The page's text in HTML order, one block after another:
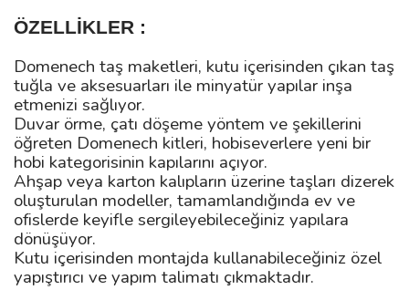
ÖZELLİKLER :
Domenech taş maketleri, kutu içerisinden çıkan taş
tuğla ve aksesuarları ile minyatür yapılar inşa
etmenizi sağlıyor.
Duvar örme, çatı döşeme yöntem ve şekillerini
öğreten Domenech kitleri, hobiseverlere yeni bir
hobi kategorisinin kapılarını açıyor.
Ahşap veya karton kalıpların üzerine taşları dizerek
oluşturulan modeller, tamamlandığında ev ve
ofislerde keyifle sergileyebileceğiniz yapılara
dönüşüyor.
Kutu içerisinden montajda kullanabileceğiniz özel
yapıştırıcı ve yapım talimatı çıkmaktadır.